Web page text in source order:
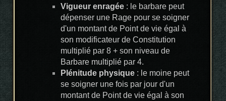
Vigueur enragée : le barbare peut
dépenser une Rage pour se soigner
d'un montant de Point de vie égal à
son modificateur de Constitution
multiplié par 8 + son niveau de
Barbare multiplié par 4.
Plénitude physique : le moine peut
se soigner une fois par jour d'un
montant de Point de vie égal à son